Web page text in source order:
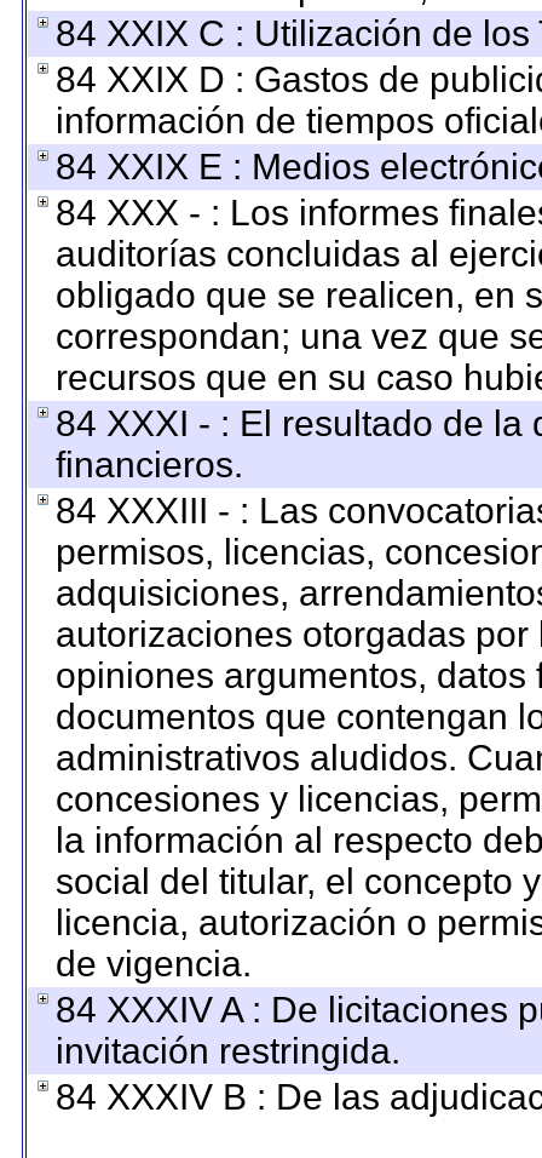
84 XXIX C : Utilización de
84 XXIX D : Gastos de
información de tiempos
84 XXIX E : Medios
84 XXX - : Los informes
auditorías concluidas al
obligado que se realicen, en
correspondan; una vez que
recursos que en su caso
84 XXXI - : El resultado de
financieros.
84 XXXIII - : Las
permisos, licencias,
adquisiciones,
autorizaciones otorgadas
opiniones argumentos,
documentos que contengan
administrativos aludidos.
concesiones y licencias,
la información al respecto
social del titular, el concepto
licencia, autorización o
de vigencia.
84 XXXIV A : De licitaciones
invitación restringida.
84 XXXIV B : De las